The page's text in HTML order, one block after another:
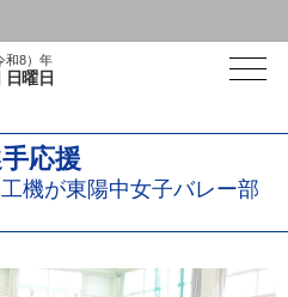
和8）年
日曜日
応援
機が東陽中女子バレー部